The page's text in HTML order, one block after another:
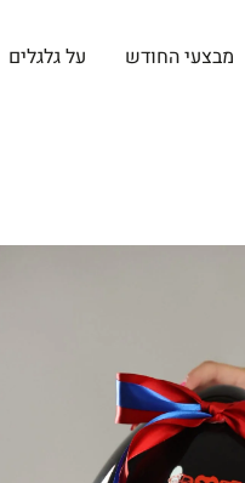
מבצעי החודש על גלגלים